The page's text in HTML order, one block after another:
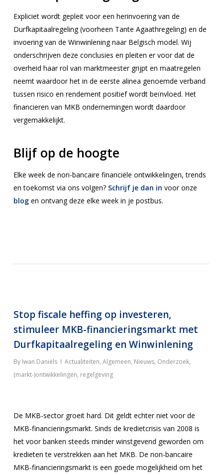
Expliciet wordt gepleit voor een herinvoering van de
Durfkapitaalregeling (voorheen Tante Agaathregeling) en de
invoering van de Winwinlening naar Belgisch model. Wij
onderschrijven deze conclusies en pleiten er voor dat de
overheid haar rol van marktmeester grijpt en maatregelen
neemt waardoor het in de eerste alinea genoemde verband
tussen risico en rendement positief wordt beïnvloed. Het
financieren van MKB ondernemingen wordt daardoor
vergemakkelijkt.
Blijf op de hoogte
Elke week de non-bancaire financiële ontwikkelingen, trends
en toekomst via ons volgen? Schrijf je dan in voor onze
blogen ontvang deze elke week in je postbus.
Stop fiscale heffing op investeren,
stimuleer MKB-financieringsmarkt met
Durfkapitaalregeling en Winwinlening
By Iwan Daniëls Actualiteiten, Algemeen, Nieuws, Onderzoek,
(markt-)ontwikkelingen, regelgeving
De MKB-sector groeit hard. Dit geldt echter niet voor de
MKB-financieringsmarkt. Sinds de kredietcrisis van 2008 is
het voor banken steeds minder winstgevend geworden om
kredieten te verstrekken aan het MKB. De non-bancaire
MKB-financieringsmarkt is een goede mogelijkheid om het